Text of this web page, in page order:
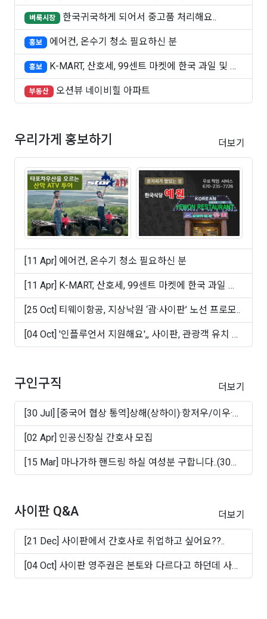
쑤..
벼룩시장 한국귀국하게 되어서 중고품 처리해요..
홍보 에어컨, 온수기 청소 필요하신 분
홍보
K-MART, 산호세, 99센트 마켓에 한국 과일 및 빵
..
부동산 오션뷰 네이비힐 아파트
우리가게 홍보하기 더보기
[11 Apr] 에어컨, 온수기 청소 필요하신 분
[11 Apr] K-MART, 산호세, 99센트 마켓에 한국 과일 및
빵 ..
[25 Oct] 티웨이항공, 지상낙원 ‘괌·사이판’ 노선 프로모..
[04 Oct] '인플루언서 지원해요',, 사이판, 관광객 유치 마
케..
구인구직 더보기
[30 Jul] [중국어 협상 통역]상해(상하이)·항저우/이우·
쑤..
[02 Apr] 인공신장실 간호사 모집
[15 Mar] 마나가하 핸드링 하실 여성분 구합니다..(30대
~50십..
사이판 Q&A 더보기
[21 Dec] 사이판에서 간호사로 취업하고 싶어요??..
[04 Oct] 사이판 영주권은 본토와 다르다고 하던데 사실
인가..